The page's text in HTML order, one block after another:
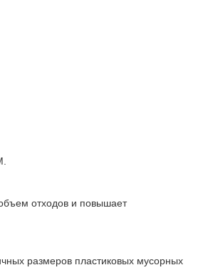
отходов и повышает
размеров пластиковых мусорных